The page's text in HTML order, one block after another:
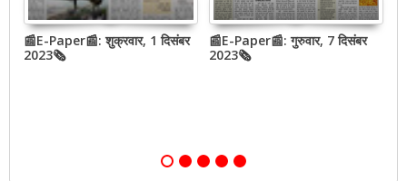
📰E-Paper📰: शुक्रवार, 1 दिसंबर
2023🗞
📰E-Paper📰: गुरुवार, 7 दिसंबर
2023🗞